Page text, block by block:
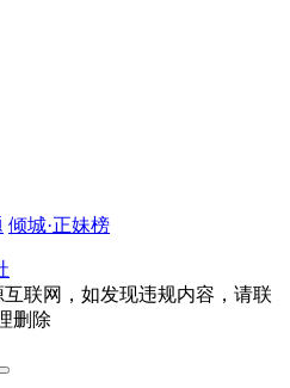
倾城·正妹榜
联网，如发现违规内容，请联
删除